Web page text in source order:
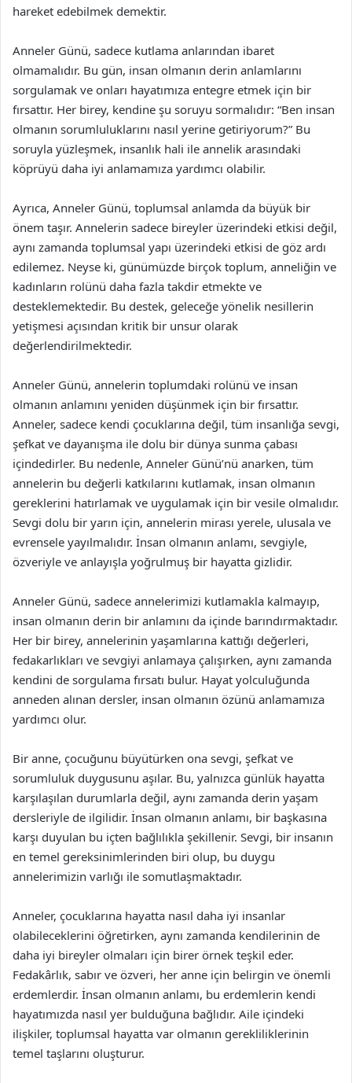
hareket edebilmek demektir.
Anneler Günü, sadece kutlama anlarından ibaret
olmamalıdır. Bu gün, insan olmanın derin anlamlarını
sorgulamak ve onları hayatımıza entegre etmek için bir
fırsattır. Her birey, kendine şu soruyu sormalıdır: “Ben insan
olmanın sorumluluklarını nasıl yerine getiriyorum?” Bu
soruyla yüzleşmek, insanlık hali ile annelik arasındaki
köprüyü daha iyi anlamamıza yardımcı olabilir.
Ayrıca, Anneler Günü, toplumsal anlamda da büyük bir
önem taşır. Annelerin sadece bireyler üzerindeki etkisi değil,
aynı zamanda toplumsal yapı üzerindeki etkisi de göz ardı
edilemez. Neyse ki, günümüzde birçok toplum, anneliğin ve
kadınların rolünü daha fazla takdir etmekte ve
desteklemektedir. Bu destek, geleceğe yönelik nesillerin
yetişmesi açısından kritik bir unsur olarak
değerlendirilmektedir.
Anneler Günü, annelerin toplumdaki rolünü ve insan
olmanın anlamını yeniden düşünmek için bir fırsattır.
Anneler, sadece kendi çocuklarına değil, tüm insanlığa sevgi,
şefkat ve dayanışma ile dolu bir dünya sunma çabası
içindedirler. Bu nedenle, Anneler Günü’nü anarken, tüm
annelerin bu değerli katkılarını kutlamak, insan olmanın
gereklerini hatırlamak ve uygulamak için bir vesile olmalıdır.
Sevgi dolu bir yarın için, annelerin mirası yerele, ulusala ve
evrensele yayılmalıdır. İnsan olmanın anlamı, sevgiyle,
özveriyle ve anlayışla yoğrulmuş bir hayatta gizlidir.
Anneler Günü, sadece annelerimizi kutlamakla kalmayıp,
insan olmanın derin bir anlamını da içinde barındırmaktadır.
Her bir birey, annelerinin yaşamlarına kattığı değerleri,
fedakarlıkları ve sevgiyi anlamaya çalışırken, aynı zamanda
kendini de sorgulama fırsatı bulur. Hayat yolculuğunda
anneden alınan dersler, insan olmanın özünü anlamamıza
yardımcı olur.
Bir anne, çocuğunu büyütürken ona sevgi, şefkat ve
sorumluluk duygusunu aşılar. Bu, yalnızca günlük hayatta
karşılaşılan durumlarla değil, aynı zamanda derin yaşam
dersleriyle de ilgilidir. İnsan olmanın anlamı, bir başkasına
karşı duyulan bu içten bağlılıkla şekillenir. Sevgi, bir insanın
en temel gereksinimlerinden biri olup, bu duygu
annelerimizin varlığı ile somutlaşmaktadır.
Anneler, çocuklarına hayatta nasıl daha iyi insanlar
olabileceklerini öğretirken, aynı zamanda kendilerinin de
daha iyi bireyler olmaları için birer örnek teşkil eder.
Fedakârlık, sabır ve özveri, her anne için belirgin ve önemli
erdemlerdir. İnsan olmanın anlamı, bu erdemlerin kendi
hayatımızda nasıl yer bulduğuna bağlıdır. Aile içindeki
ilişkiler, toplumsal hayatta var olmanın gerekliliklerinin
temel taşlarını oluşturur.